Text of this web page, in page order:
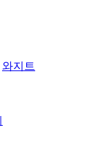
와지트